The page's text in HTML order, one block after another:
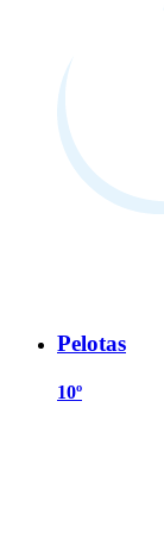
Pelotas
10º